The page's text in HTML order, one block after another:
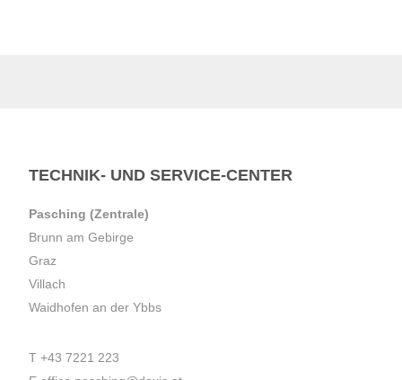
TECHNIK- UND SERVICE-CENTER
Pasching (Zentrale)
Brunn am Gebirge
Graz
Villach
Waidhofen an der Ybbs
T +43 7221 223